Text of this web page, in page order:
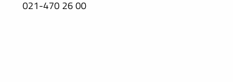
021-470 26 00